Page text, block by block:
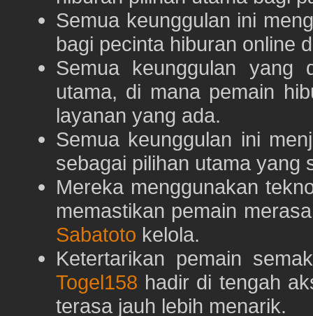
Semua keunggulan ini
bagi pecinta hiburan online
Semua keunggulan yang
utama, di mana pemain
layanan yang ada.
Semua keunggulan ini
sebagai pilihan utama yang
Mereka menggunakan
memastikan pemain
Sabatoto kelola.
Ketertarikan pemain
Togel158 hadir di tengah
terasa jauh lebih menarik.